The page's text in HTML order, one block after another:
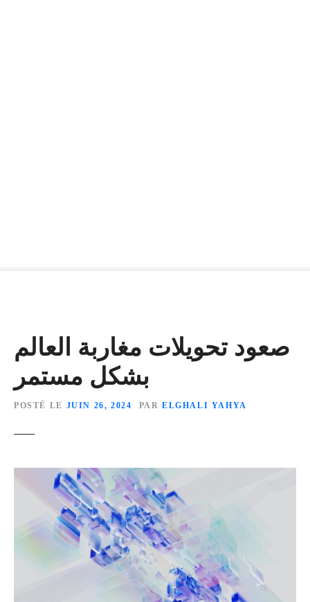
صعود تحويلات مغاربة العالم
بشكل مستمر
POSTÉ LE JUIN 26, 2024 PAR ELGHALI YAHYA